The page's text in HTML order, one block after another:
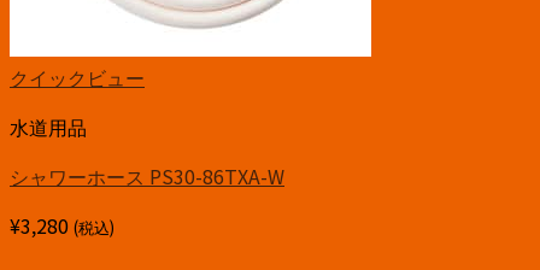
クイックビュー
水道用品
シャワーホース PS30-86TXA-W
¥3,280 (税込)